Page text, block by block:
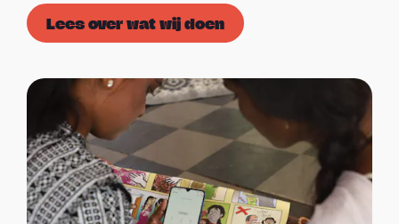
Lees over wat wij doen